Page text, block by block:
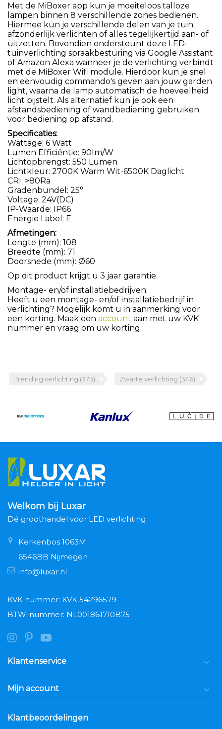
Met de MiBoxer app kun je moeiteloos talloze
lampen binnen 8 verschillende zones bedienen.
Hiermee kun je verschillende delen van je tuin
afzonderlijk verlichten of alles tegelijkertijd aan- of
uitzetten. Bovendien ondersteunt deze LED-
tuinverlichting spraakbesturing via Google Assistant
of Amazon Alexa wanneer je de verlichting verbindt
met de MiBoxer Wifi module. Hierdoor kun je snel
en eenvoudig commando's geven aan jouw garden
light, waarna de lamp automatisch de hoeveelheid
licht bijstelt. Als alternatief kun je ook een
afstandsbediening of wandbediening gebruiken
voor bediening op afstand.
Specificaties:
Wattage: 6 Watt
Lumen Efficiëntie: 90lm/W
Lichtopbrengst: 550 Lumen
Lichtkleur: 2700K Warm Wit-6500K Daglicht
CRI: >80Ra
Gradenbundel: 25°
Voltage: 24V(DC)
IP-Waarde: IP66
Energie Label: E
Afmetingen:
Lengte (mm): 108
Breedte (mm): 71
Doorsnede (mm): Ø60
Op dit product krijgt u 3 jaar garantie.
Montage- en/of installatiebedrijven:
Heeft u een montage- en/of installatiebedrijf in
verlichting? Mogelijk komt u in aanmerking voor
een korting. Maak een account aan met uw KVK
nummer en vraag om uw korting.
Trending verlichting (373) Zwarte verlichting (346)
Welkom bij Luxar
Dé groothandel voor LED verlichting
Kerkenbos 1063M
6546BB Nijmegen
info@luxar.nl
KVK nummer: KVK 54296579
BTW-nummer: NL001861710B75
Klantenservice
Mijn account
Klantbeoordelingen